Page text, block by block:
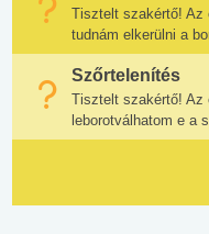
Tisztelt szakértő! Az
tudnám elkerülni a
Szőrtelenítés
Tisztelt szakértő! Az
leborotválhatom e a